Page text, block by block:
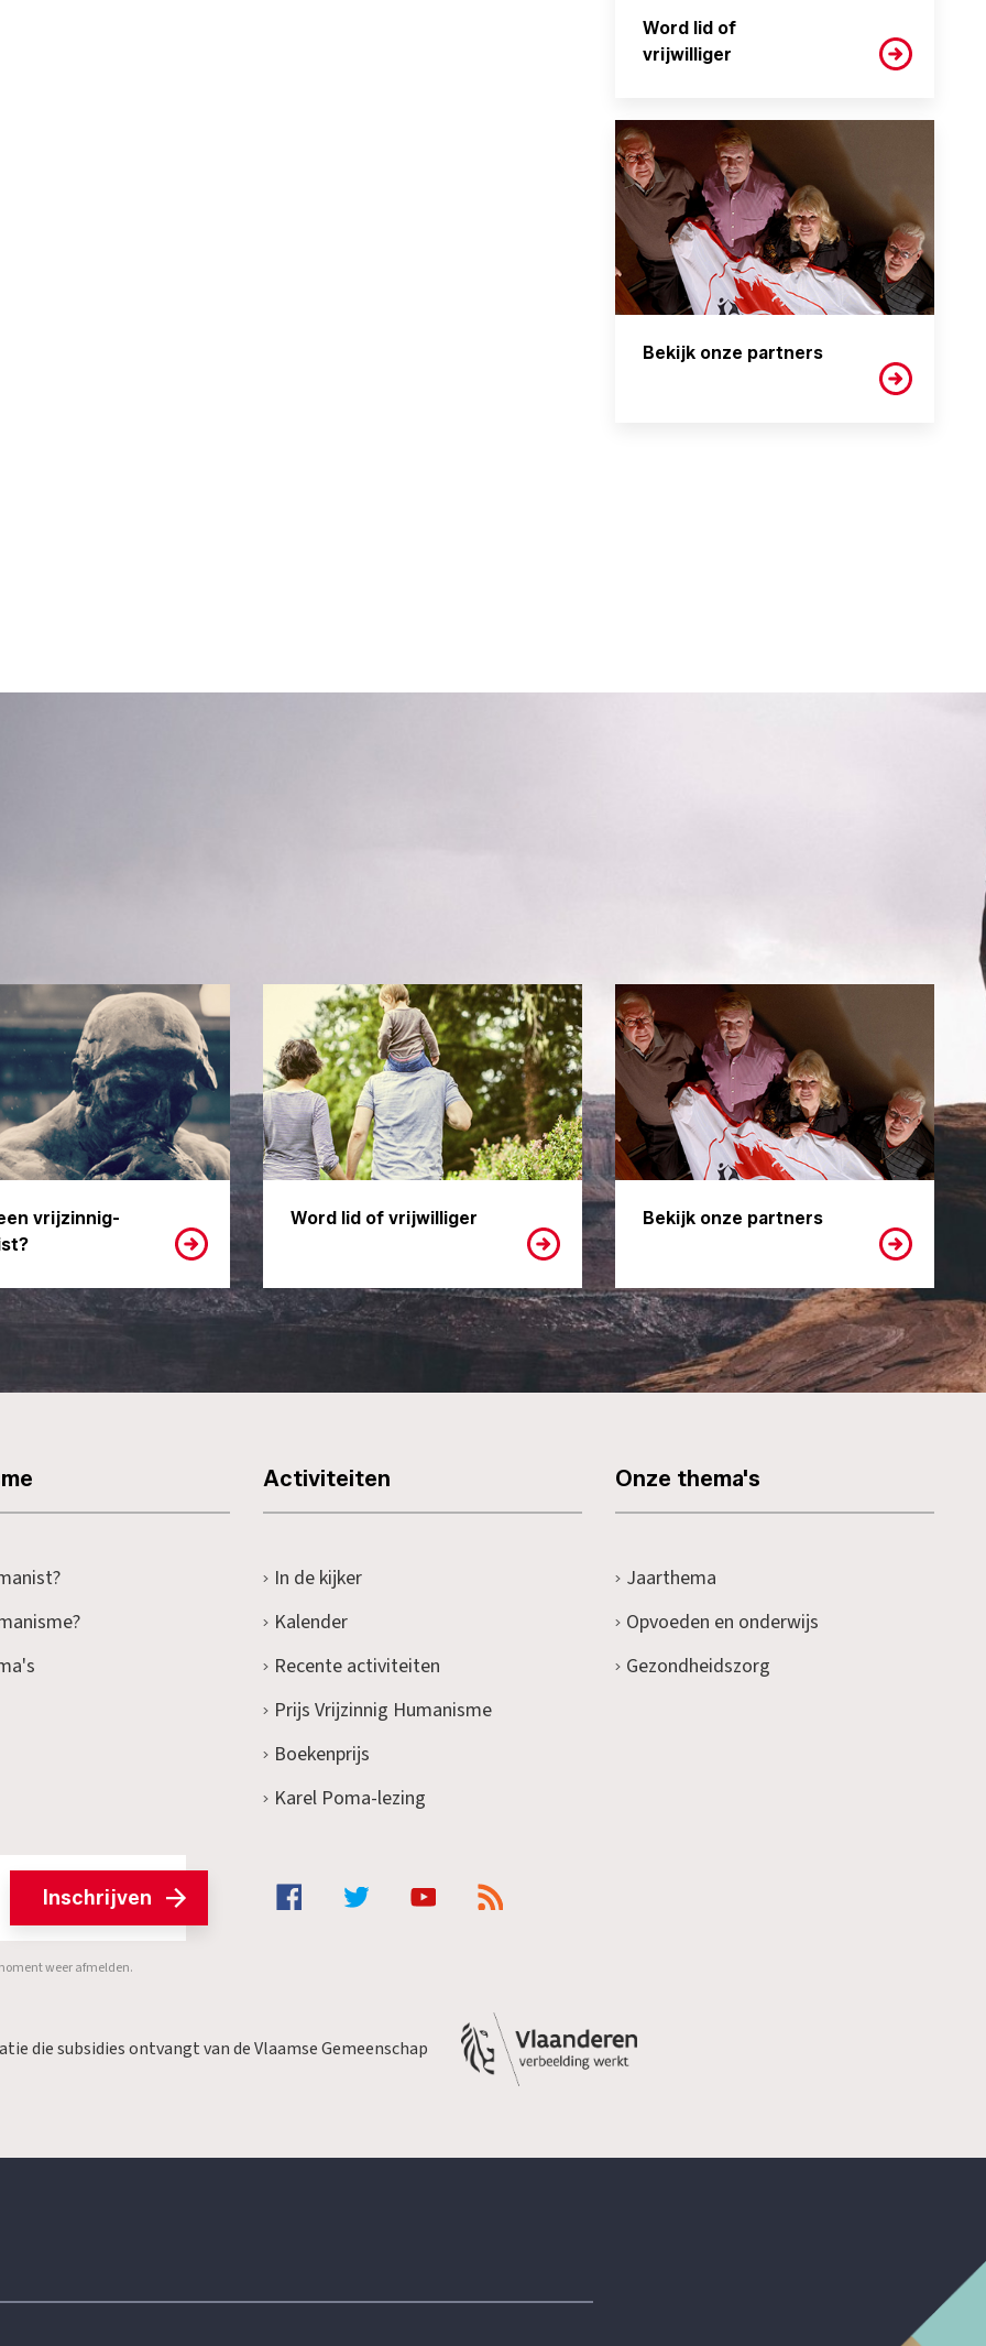
Word lid of
vrijwilliger
Bekijk onze partners
vrijzinnig-
Word lid of vrijwilliger Bekijk onze partners
Activiteiten
In de kijker
Kalender
Recente activiteiten
Prijs Vrijzinnig Humanisme
Boekenprijs
Karel Poma-lezing
Onze thema's
Jaarthema
Opvoeden en onderwijs
Gezondheidszorg
Inschrijven
weer afmelden.
die subsidies ontvangt van de Vlaamse Gemeenschap